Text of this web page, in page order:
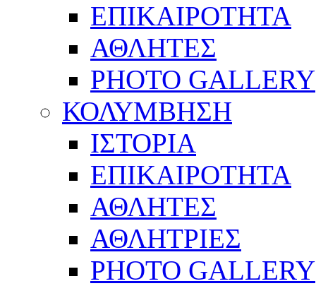
ΕΠΙΚΑΙΡΟΤΗΤΑ
ΑΘΛΗΤΕΣ
PHOTO GALLERY
ΚΟΛΥΜΒΗΣΗ
ΙΣΤΟΡΙΑ
ΕΠΙΚΑΙΡΟΤΗΤΑ
ΑΘΛΗΤΕΣ
ΑΘΛΗΤΡΙΕΣ
PHOTO GALLERY